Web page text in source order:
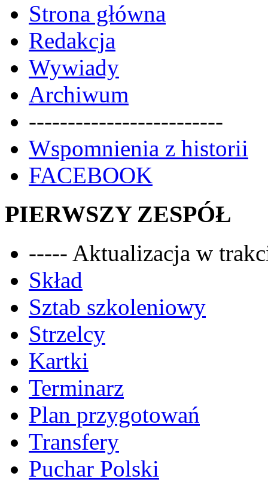
Strona główna
Redakcja
Wywiady
Archiwum
-------------------------
Wspomnienia z historii
FACEBOOK
PIERWSZY ZESPÓŁ
----- Aktualizacja w
Skład
Sztab szkoleniowy
Strzelcy
Kartki
Terminarz
Plan przygotowań
Transfery
Puchar Polski